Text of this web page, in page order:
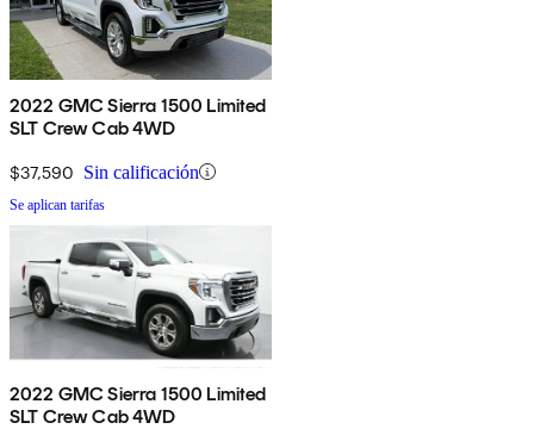
2022 GMC Sierra 1500 Limited
SLT Crew Cab 4WD
$37,590 Sin calificación
Se aplican tarifas
2022 GMC Sierra 1500 Limited
SLT Crew Cab 4WD